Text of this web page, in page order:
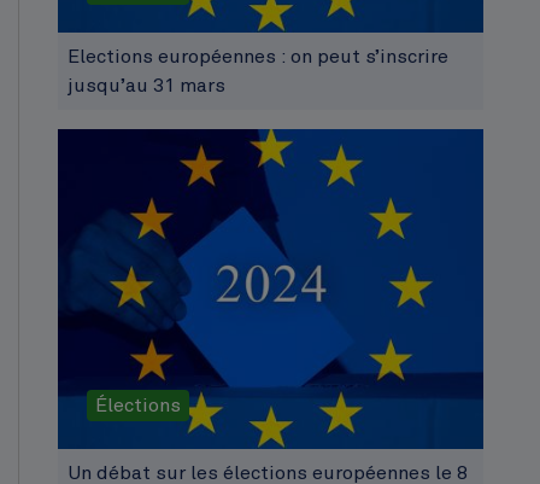
Elections européennes : on peut s’inscrire
jusqu’au 31 mars
Élections
Un débat sur les élections européennes le 8